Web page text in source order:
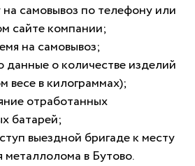
на самовывоз по телефону или
сайте компании;
на самовывоз;
данные о количестве изделий
весе в килограммах);
отработанных
батарей;
выездной бригаде к месту
металлолома в Бутово.